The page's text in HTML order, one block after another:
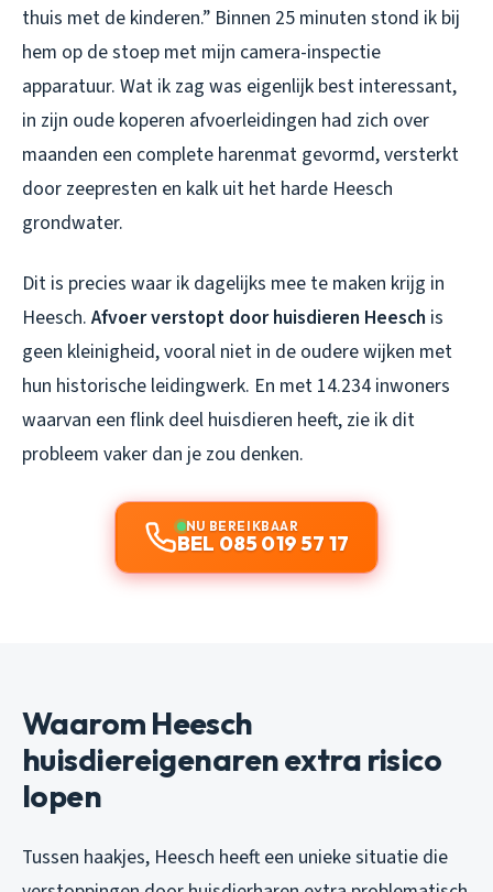
thuis met de kinderen.” Binnen 25 minuten stond ik bij
hem op de stoep met mijn camera-inspectie
apparatuur. Wat ik zag was eigenlijk best interessant,
in zijn oude koperen afvoerleidingen had zich over
maanden een complete harenmat gevormd, versterkt
door zeepresten en kalk uit het harde Heesch
grondwater.
Dit is precies waar ik dagelijks mee te maken krijg in
Heesch. Afvoer verstopt door huisdieren Heesch is
geen kleinigheid, vooral niet in de oudere wijken met
hun historische leidingwerk. En met 14.234 inwoners
waarvan een flink deel huisdieren heeft, zie ik dit
probleem vaker dan je zou denken.
NU BEREIKBAAR
BEL 085 019 57 17
Waarom Heesch
huisdiereigenaren extra risico
lopen
Tussen haakjes, Heesch heeft een unieke situatie die